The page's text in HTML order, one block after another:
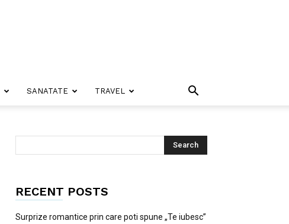
SANATATE TRAVEL
RECENT POSTS
Surprize romantice prin care poti spune „Te iubesc”